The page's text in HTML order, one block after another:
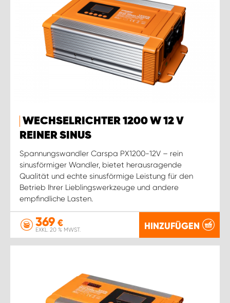
WECHSELRICHTER 1200 W 12 V
REINER SINUS
Spannungswandler Carspa PX1200-12V – rein
sinusförmiger Wandler, bietet herausragende
Qualität und echte sinusförmige Leistung für den
Betrieb Ihrer Lieblingswerkzeuge und andere
empfindliche Lasten.
369 €
EXKL. 20 % MWST. HINZUFÜGEN